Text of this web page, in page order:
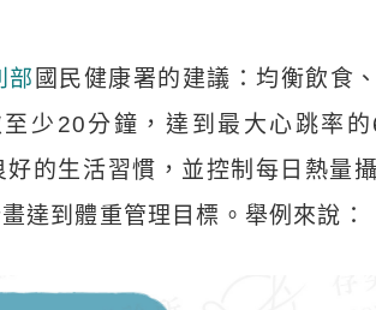
部 國民健康署的建議：均衡飲食
少20分鐘，達到最大心跳率
的生活習慣，並控制每日熱量
達到體重管理目標。舉例來說：